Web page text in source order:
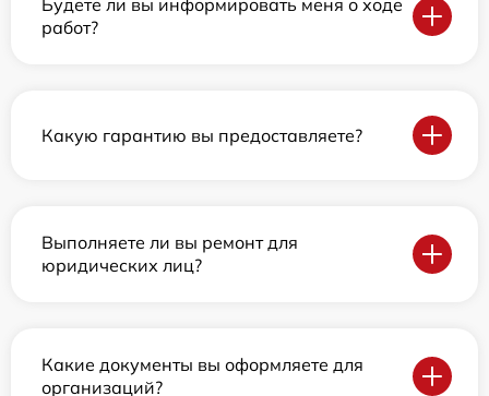
Будете ли вы информировать меня о ходе
работ?
Какую гарантию вы предоставляете?
Выполняете ли вы ремонт для
юридических лиц?
Какие документы вы оформляете для
организаций?